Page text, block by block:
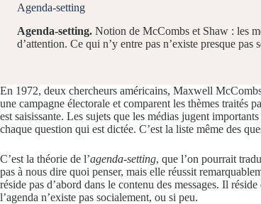
Agenda-setting
Agenda-setting. Notion de McCombs et Shaw : les
d’attention. Ce qui n’y entre pas n’existe presque pas
En 1972, deux chercheurs américains, Maxwell
une campagne électorale et comparent les thèmes traités
est saisissante. Les sujets que les médias jugent
chaque question qui est dictée. C’est la liste même des
C’est la théorie de l’agenda-setting, que l’on pourrait
pas à nous dire quoi penser, mais elle réussit
réside pas d’abord dans le contenu des messages. Il
l’agenda n’existe pas socialement, ou si peu.